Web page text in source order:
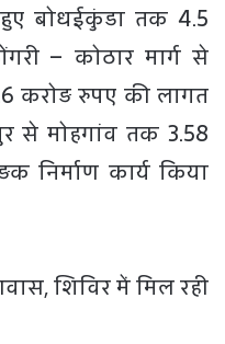
बोधईकुंडा तक 4.5
– कोठार मार्ग से
करोड़ रुपए की लागत
से मोहगांव तक 3.58
निर्माण कार्य किया
शिविर में मिल रही